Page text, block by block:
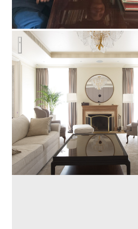
Загородный дом на Киевском шоссе